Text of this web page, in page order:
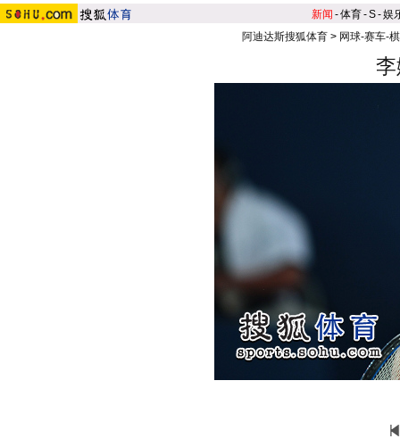
新闻 -体育-S-娱
阿迪达斯搜狐体育> 网球-赛车-